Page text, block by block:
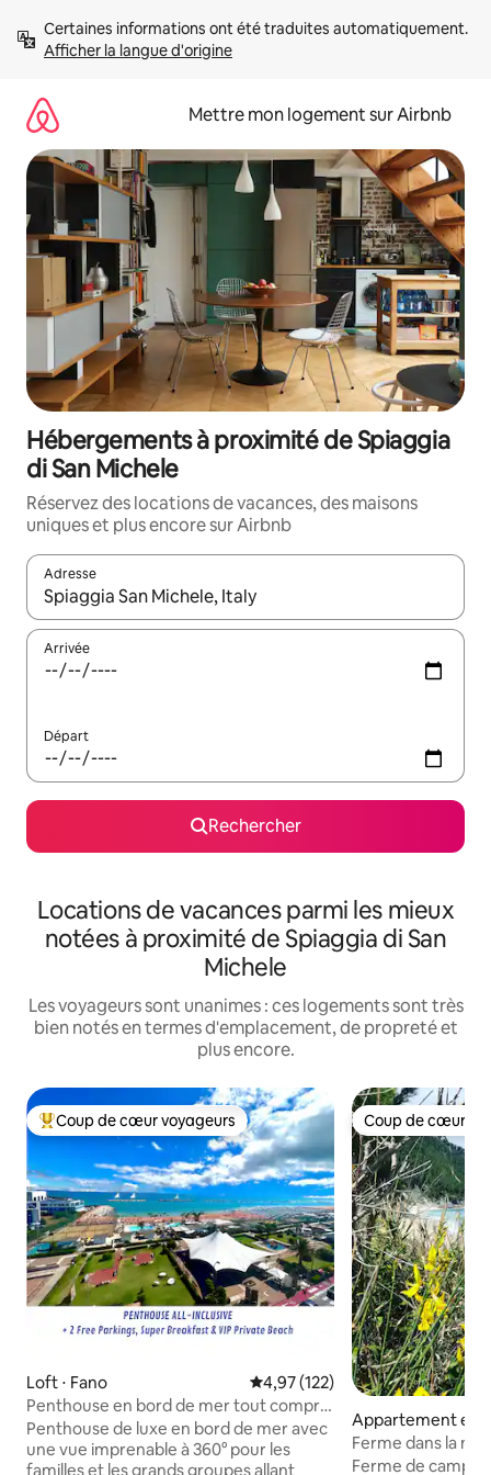
directement
Afficher la langue d'origine
Mettre mon logement sur Airbnb
Hébergements à proximité de Spiaggia
di San Michele
Réservez des locations de vacances, des maisons
uniques et plus encore sur Airbnb
Adresse
Lorsque les résultats s'affichent, utilisez les flèches vers le
Arrivée
Départ
Rechercher
Locations de vacances parmi les mieux
notées à proximité de Spiaggia di San
Michele
Les voyageurs sont unanimes : ces logements sont très
bien notés en termes d'emplacement, de propreté et
plus encore.
Coups de cœur voyageurs les plus appréciés
Coup de cœur voyageurs
Loft ⋅ Fano Évaluation moyenne sur la
4,97 (122)
Penthouse en bord de mer tout compris
pour les familles
Penthouse de luxe en bord de mer avec
une vue imprenable à 360° pour les
familles et les grands groupes allant
Coup de cœur
Coup de cœur
Appartement en
Polverigi
Ferme dans la
Ferme de